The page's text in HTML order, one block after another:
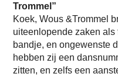
Trommel”
Koek, Wous &Trommel
uiteenlopende zaken
bandje, en ongewenste
hebben zij een
zitten, en zelfs een